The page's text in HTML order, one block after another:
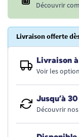
Découvrir
Livraison offerte
Livraison
Voir les
Jusqu’à
Découvrir